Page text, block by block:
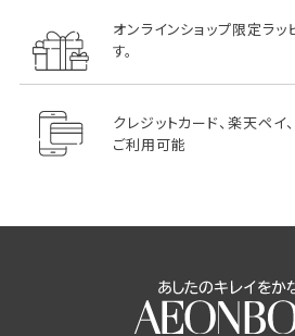
オンラインショップ限定ラ
す。
クレジットカード、楽天ペ
ご利用可能